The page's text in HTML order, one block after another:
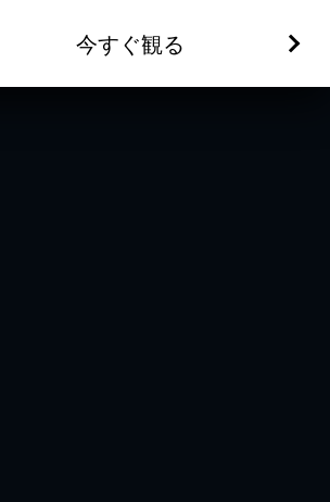
今すぐ観る